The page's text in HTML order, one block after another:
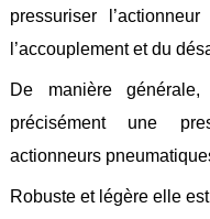
Feuilles
/
Plaques
/
de
pressuriser
l’accouplement et du
De manière
précisément une
actionneurs
Robuste et légère elle